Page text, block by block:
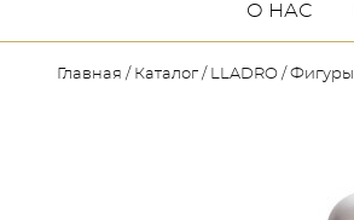
О НАС
Главная Каталог LLADRO Фигуры